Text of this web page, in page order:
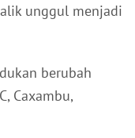
unggul menjadi
berubah
Caxambu,